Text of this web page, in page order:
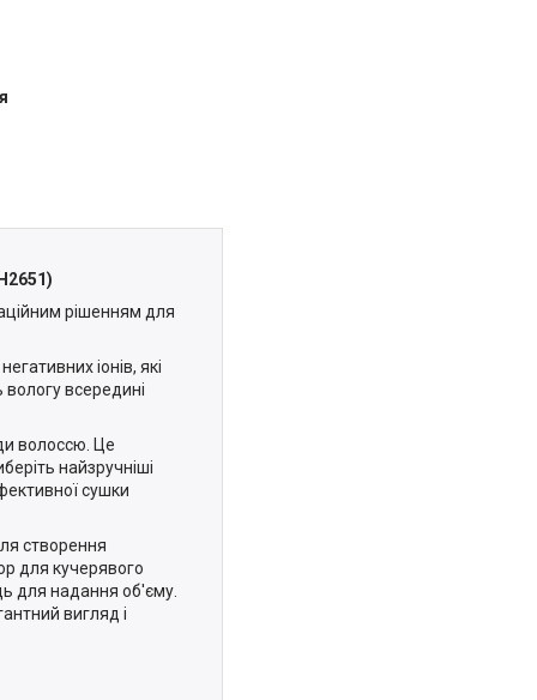
рішенням для
іонів, які
всередині
волоссю. Це
найзручніші
сушки
створення
для кучерявого
для надання об'єму.
вигляд і